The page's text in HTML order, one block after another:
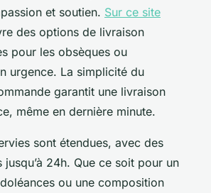
et soutien. Sur ce site
des options de livraison
pour les obsèques ou
urgence. La simplicité du
garantit une livraison
même en dernière minute.
sont étendues, avec des
jusqu’à 24h. Que ce soit pour un
ou une composition